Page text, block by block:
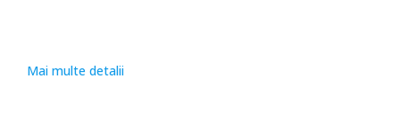
Mai multe detalii